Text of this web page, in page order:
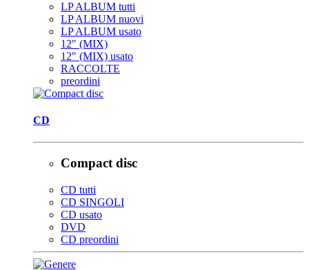
LP ALBUM tutti
LP ALBUM nuovi
LP ALBUM usato
12" (MIX)
12" (MIX) usato
RACCOLTE
preordini
CD
Compact disc
CD tutti
CD SINGOLI
CD usato
DVD
CD preordini